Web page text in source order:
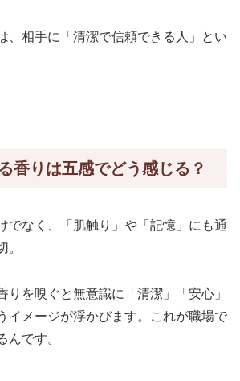
、相手に「清潔で信頼できる人」とい
香りは五感でどう感じる？
でなく、「肌触り」や「記憶」にも通
。
りを嗅ぐと無意識に「清潔」「安心」
イメージが浮かびます。これが職場で
んです。